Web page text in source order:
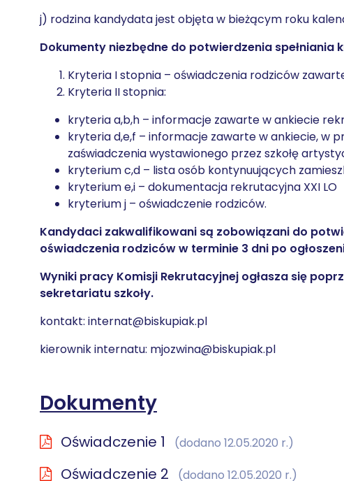
j) rodzina kandydata jest objęta w bieżącym roku
Dokumenty niezbędne do potwierdzenia spełniania
Kryteria I stopnia – oświadczenia rodziców
Kryteria II stopnia:
kryteria a,b,h – informacje zawarte w ankiecie
kryteria d,e,f – informacje zawarte w ankiecie, w
zaświadczenia wystawionego przez szkołę
kryterium c,d – lista osób kontynuujących
kryterium e,i – dokumentacja rekrutacyjna XXI LO
kryterium j – oświadczenie rodziców.
Kandydaci zakwalifikowani są zobowiązani do
oświadczenia rodziców w terminie 3 dni po
Wyniki pracy Komisji Rekrutacyjnej ogłasza się
sekretariatu szkoły.
kontakt: internat@biskupiak.pl
kierownik internatu: mjozwina@biskupiak.pl
Dokumenty
Oświadczenie 1 (dodano 12.05.2020 r.)
Oświadczenie 2 (dodano 12.05.2020 r.)